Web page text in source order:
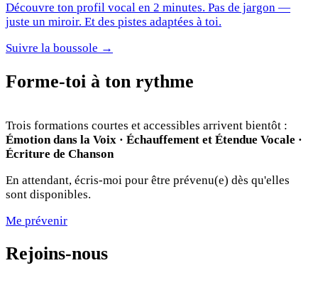
Découvre ton profil vocal en 2 minutes. Pas de jargon —
juste un miroir. Et des pistes adaptées à toi.
Suivre la boussole →
Forme-toi à ton rythme
Trois formations courtes et accessibles arrivent bientôt :
Émotion dans la Voix · Échauffement et Étendue Vocale ·
Écriture de Chanson
En attendant, écris-moi pour être prévenu(e) dès qu'elles
sont disponibles.
Me prévenir
Rejoins-nous